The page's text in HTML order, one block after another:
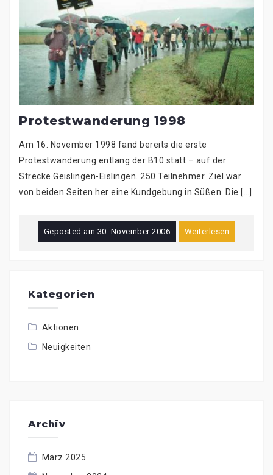
Protestwanderung 1998
Am 16. November 1998 fand bereits die erste
Protestwanderung entlang der B10 statt – auf der
Strecke Geislingen-Eislingen. 250 Teilnehmer. Ziel war
von beiden Seiten her eine Kundgebung in Süßen. Die […]
Geposted am 30. November 2006 Weiterlesen
Kategorien
Aktionen
Neuigkeiten
Archiv
März 2025